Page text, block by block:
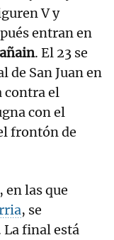
V y
entran en
. El 23 se
de San Juan en
contra el
con el
frontón de
las que
, se
La final está